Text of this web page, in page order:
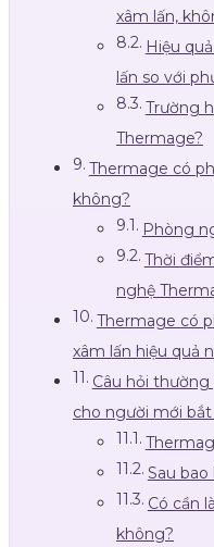
xâm lấn,
Hiệu
lấn so với
Trường
Thermage?
Thermage có
không?
Phòng
Thời
nghệ
Thermage có
xâm lấn hiệu quả
Câu hỏi
cho người mới bắt
Sau bao
Có cần
không?